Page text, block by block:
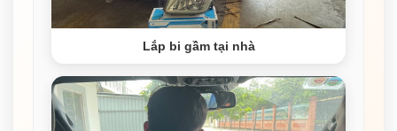
Lắp bi gầm tại nhà